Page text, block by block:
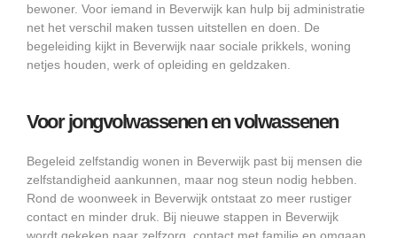
bewoner. Voor iemand in Beverwijk kan hulp bij administratie
net het verschil maken tussen uitstellen en doen. De
begeleiding kijkt in Beverwijk naar sociale prikkels, woning
netjes houden, werk of opleiding en geldzaken.
Voor jongvolwassenen en volwassenen
Begeleid zelfstandig wonen in Beverwijk past bij mensen die
zelfstandigheid aankunnen, maar nog steun nodig hebben.
Rond de woonweek in Beverwijk ontstaat zo meer rustiger
contact en minder druk. Bij nieuwe stappen in Beverwijk